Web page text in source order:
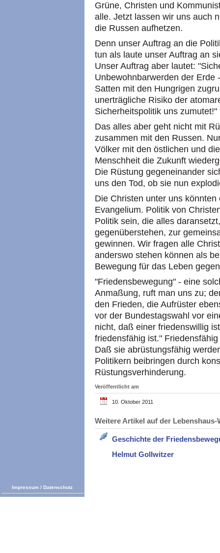
Grüne, Christen und
alle. Jetzt lassen wir uns auch
die Russen aufhetzen.
Denn unser Auftrag an die
tun als laute unser Auftrag an
Unser Auftrag aber lautet:
Unbewohnbarwerden der Erde
Satten mit den Hungrigen
unerträgliche Risiko der
Sicherheitspolitik uns zumutet!"
Das alles aber geht nicht mit
zusammen mit den Russen.
Völker mit den östlichen und
Menschheit die Zukunft
Die Rüstung gegeneinander
uns den Tod, ob sie nun
Die Christen unter uns
Evangelium. Politik von
Politik sein, die alles
gegenüberstehen, zur
gewinnen. Wir fragen alle
anderswo stehen können als
Bewegung für das Leben
"Friedensbewegung" - eine
Anmaßung, ruft man uns zu;
den Frieden, die Aufrüster
vor der Bundestagswahl vor
nicht, daß einer friedenswillig
friedensfähig ist."
Daß sie abrüstungsfähig
Politikern beibringen durch
Rüstungsverhinderung.
Veröffentlicht am
10. Oktober 2011
Weitere Artikel auf der
Geschichte der
Helmut Gollwitzer
Impressum / Datenschutz